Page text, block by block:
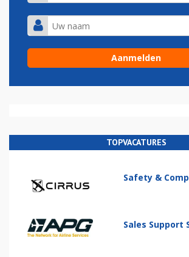
TOPVACATURES
Safety &
Sales Support